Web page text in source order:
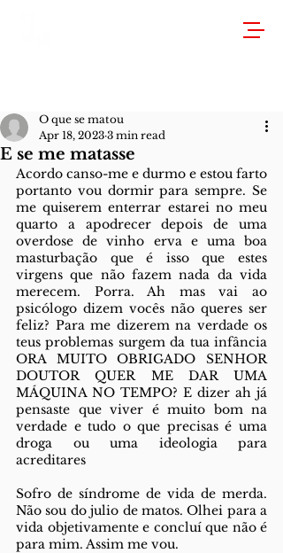
E se me matasse
O que se matou
Apr 18, 2023 3 min read
Acordo canso-me e durmo e estou farto
portanto vou dormir para sempre. Se
me quiserem enterrar estarei no meu
quarto a apodrecer depois de uma
overdose de vinho erva e uma boa
masturbação que é isso que estes
virgens que não fazem nada da vida
merecem. Porra. Ah mas vai ao
psicólogo dizem vocês não queres ser
feliz? Para me dizerem na verdade os
teus problemas surgem da tua infância
ORA MUITO OBRIGADO SENHOR
DOUTOR QUER ME DAR UMA
MÁQUINA NO TEMPO? E dizer ah já
pensaste que viver é muito bom na
verdade e tudo o que precisas é uma
droga ou uma ideologia para
acreditares
Sofro de síndrome de vida de merda.
Não sou do julio de matos. Olhei para a
vida objetivamente e concluí que não é
para mim. Assim me vou.